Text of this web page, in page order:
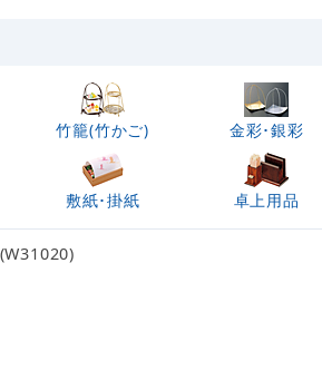
竹籠(竹かご) 金彩･銀彩
敷紙･掛紙 卓上用品